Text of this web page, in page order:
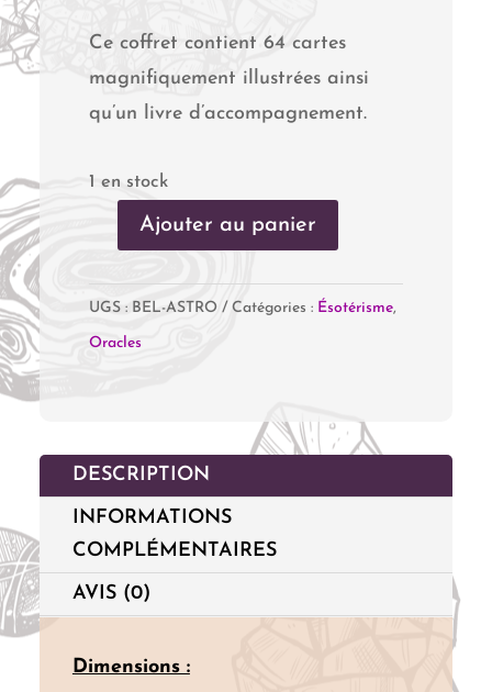
Ce coffret contient 64 cartes
magnifiquement illustrées ainsi
qu’un livre d’accompagnement.
1 en stock
quantité
Le
Belline
Ajouter au panier
UGS : BEL-ASTRO Catégories : Ésotérisme,
Oracles
DESCRIPTION
INFORMATIONS
COMPLÉMENTAIRES
AVIS (0)
Dimensions :